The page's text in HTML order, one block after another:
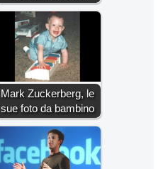
Mark Zuckerberg, le
sue foto da bambino